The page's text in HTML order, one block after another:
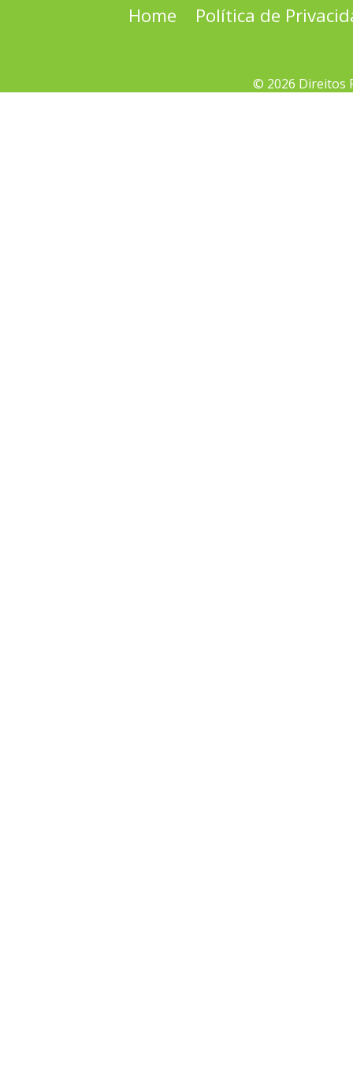
Home Política de
© 2026 Direitos